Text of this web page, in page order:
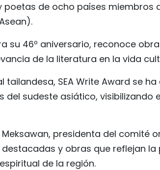
poetas de ocho países miembros
su 46º aniversario, reconoce
de la literatura en la vida
tailandesa, SEA Write Award se
del sudeste asiático, visibilizando
presidenta del comité
y obras que reflejan
de la región.